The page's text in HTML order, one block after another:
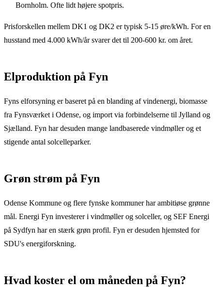
Bornholm. Ofte lidt højere spotpris.
Prisforskellen mellem DK1 og DK2 er typisk 5-15 øre/kWh. For en
husstand med 4.000 kWh/år svarer det til 200-600 kr. om året.
Elproduktion på Fyn
Fyns elforsyning er baseret på en blanding af vindenergi, biomasse
fra Fynsværket i Odense, og import via forbindelserne til Jylland og
Sjælland. Fyn har desuden mange landbaserede vindmøller og et
stigende antal solcelleparker.
Grøn strøm på Fyn
Odense Kommune og flere fynske kommuner har ambitiøse grønne
mål. Energi Fyn investerer i vindmøller og solceller, og SEF Energi
på Sydfyn har en stærk grøn profil. Fyn er desuden hjemsted for
SDU's energiforskning.
Hvad koster el om måneden på Fyn?